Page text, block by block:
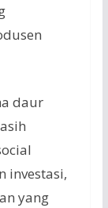
daur
investasi,
yang